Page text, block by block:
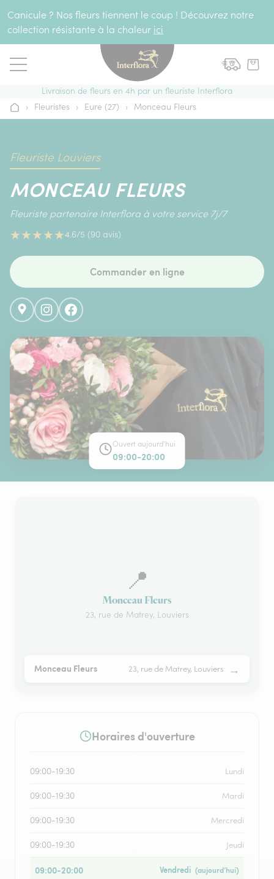
Canicule ? Nos fleurs tiennent le coup ! Découvrez notre
collection résistante à la chaleur ici
Livraison de fleurs en 4h par un fleuriste Interflora
Accueil
› Fleuristes › Eure (27) › Monceau Fleurs
Fleuriste Louviers
MONCEAU FLEURS
Fleuriste partenaire Interflora à votre service 7j/7
★★★★★4.6/5 (90 avis)
Commander en ligne
Ouvert aujourd'hui
09:00-20:00
📍
Monceau Fleurs
23, rue de Matrey, Louviers
Monceau Fleurs 23, rue de Matrey, Louviers →
Horaires d'ouverture
09:00-19:30 Lundi
09:00-19:30 Mardi
09:00-19:30 Mercredi
09:00-19:30 Jeudi
09:00-20:00 Vendredi (aujourd’hui)